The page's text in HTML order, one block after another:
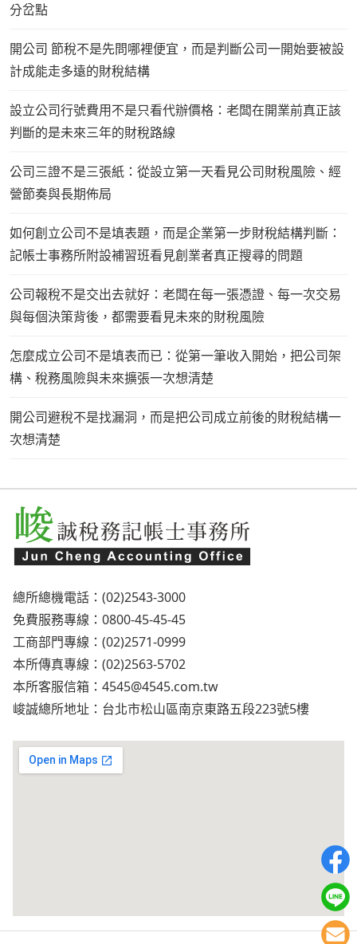
分岔點
開公司 節稅不是先問哪裡便宜，而是判斷公司一開始要被設
計成能走多遠的財稅結構
設立公司行號費用不是只看代辦價格：老闆在開業前真正該
判斷的是未來三年的財稅路線
公司三證不是三張紙：從設立第一天看見公司財稅風險、經
營節奏與長期佈局
如何創立公司不是填表題，而是企業第一步財稅結構判斷：
記帳士事務所附設補習班看見創業者真正搜尋的問題
公司報稅不是交出去就好：老闆在每一張憑證、每一次交易
與每個決策背後，都需要看見未來的財稅風險
怎麼成立公司不是填表而已：從第一筆收入開始，把公司架
構、稅務風險與未來擴張一次想清楚
開公司避稅不是找漏洞，而是把公司成立前後的財稅結構一
次想清楚
總所總機電話：(02)2543-3000
免費服務專線：0800-45-45-45
工商部門專線：(02)2571-0999
本所傳真專線：(02)2563-5702
本所客服信箱： 4545@4545.com.tw
峻誠總所地址：台北市松山區南京東路五段223號5樓